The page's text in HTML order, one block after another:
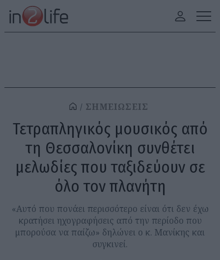
ΣΗΜΕΙΩΣΕΙΣ
Τετραπληγικός μουσικός από
τη Θεσσαλονίκη συνθέτει
μελωδίες που ταξιδεύουν σε
όλο τον πλανήτη
«Αυτό που πονάει περισσότερο είναι ότι δεν έχω
κρατήσει ηχογραφήσεις από την περίοδο που
μπορούσα να παίζω» δηλώνει ο κ. Μανίκης και
συγκινεί.